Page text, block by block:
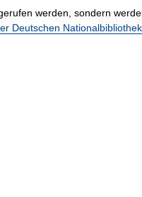
werden, sondern
Deutschen Nationalbibliothek